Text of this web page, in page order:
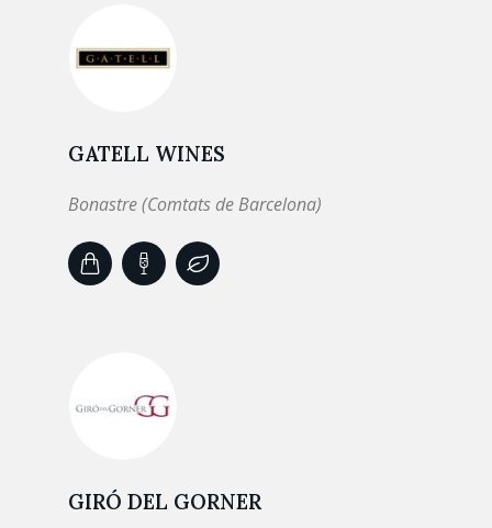
GATELL WINES
Bonastre (Comtats de Barcelona)
GIRÓ DEL GORNER